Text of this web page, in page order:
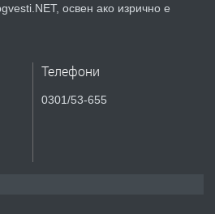
пространство "Гнездото" -
освен ако изрично е
Телефони
0301/53-655